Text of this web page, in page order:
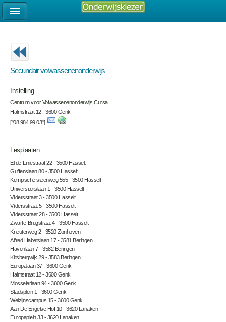
Secundair volwassenenonderwijs
Instelling
Centrum voor Volwassenenonderwijs Cursa
Halmstraat 12 - 3600 Genk
["08 984 99 03"]
Lesplaaten
Elfde-Liniestraat 22 - 3500 Hasselt
Guffenslaan 80 - 3500 Hasselt
Kempische steenweg 555 - 3500 Hasselt
Universiteitslaan 1 - 3500 Hasselt
Vildersstraat 3 - 3500 Hasselt
Vildersstraat 5 - 3500 Hasselt
Vildersstraat 28 - 3500 Hasselt
Zwarte-Brugstraat 4 - 3500 Hasselt
Kneuterweg 2 - 3520 Zonhoven
Alfred Habetslaan 17 - 3581 Beringen
Havenlaan 7 - 3582 Beringen
Klitsbergwijk 29 - 3583 Beringen
Europalaan 37 - 3600 Genk
Halmstraat 12 - 3600 Genk
Mosselerlaan 94 - 3600 Genk
Stadsplein 1 - 3600 Genk
Welzijnscampus 15 - 3600 Genk
Aan De Engelse Hof 10 - 3620 Lanaken
Europaplein 33 - 3620 Lanaken